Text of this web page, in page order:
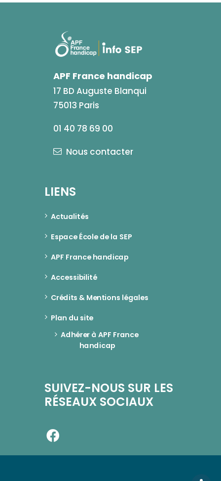
APF France handicap
17 BD Auguste Blanqui
75013 Paris
01 40 78 69 00
Nous contacter
LIENS
Actualités
Espace École de la SEP
APF France handicap
Accessibilité
Crédits & Mentions légales
Plan du site
Adhérer à APF France
handicap
SUIVEZ-NOUS SUR LES
RÉSEAUX SOCIAUX